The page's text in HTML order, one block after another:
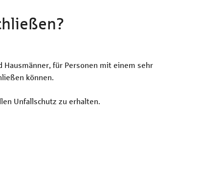
für Personen mit einem sehr
können.
Unfallschutz zu erhalten.